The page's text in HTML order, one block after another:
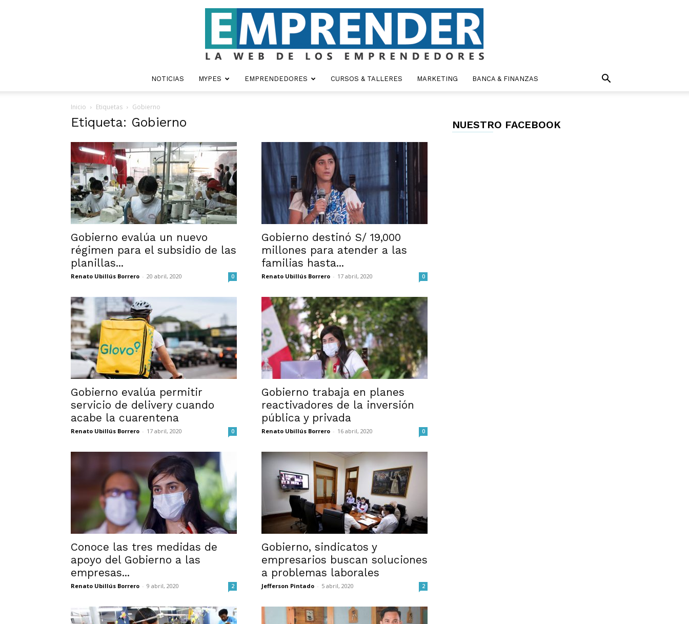
NOTICIAS MYPES EMPRENDEDORES CURSOS & TALLERES MARKETING BANCA & FINANZAS
Inicio Etiquetas Gobierno
Etiqueta: Gobierno
Gobierno evalúa un nuevo
régimen para el subsidio de las
planillas...
Renato Ubillús Borrero - 20 abril, 2020 0
Gobierno destinó S/ 19,000
millones para atender a las
familias hasta...
Renato Ubillús Borrero - 17 abril, 2020 0
Gobierno evalúa permitir
servicio de delivery cuando
acabe la cuarentena
Renato Ubillús Borrero - 17 abril, 2020 0
Gobierno trabaja en planes
reactivadores de la inversión
pública y privada
Renato Ubillús Borrero - 16 abril, 2020 0
Conoce las tres medidas de
apoyo del Gobierno a las
empresas...
Renato Ubillús Borrero - 9 abril, 2020 2
Gobierno, sindicatos y
empresarios buscan soluciones
a problemas laborales
Jefferson Pintado - 5 abril, 2020 2
NUESTRO FACEBOOK